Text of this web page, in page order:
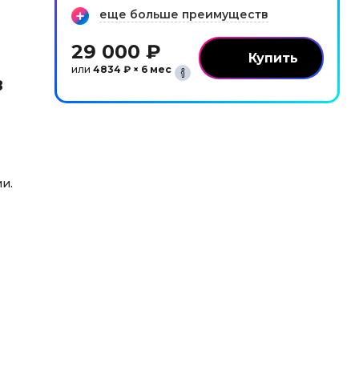
еще больше преимуществ
29 000 ₽
или 4834 ₽ × 6 мес